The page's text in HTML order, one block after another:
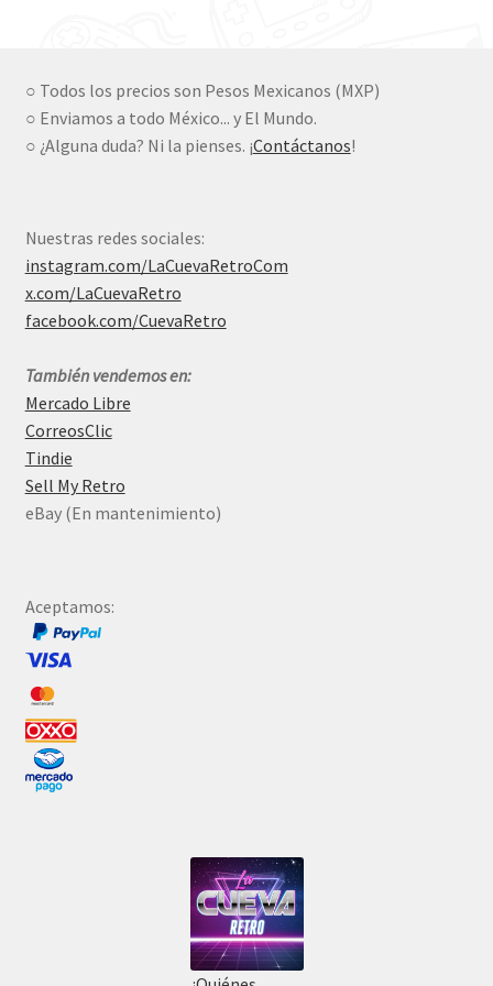
○ Todos los precios son Pesos Mexicanos (MXP)
○ Enviamos a todo México... y El Mundo.
○ ¿Alguna duda? Ni la pienses. ¡Contáctanos!
Nuestras redes sociales:
instagram.com/LaCuevaRetroCom
x.com/LaCuevaRetro
facebook.com/CuevaRetro
También vendemos en:
Mercado Libre
CorreosClic
Tindie
Sell My Retro
eBay (En mantenimiento)
Aceptamos: